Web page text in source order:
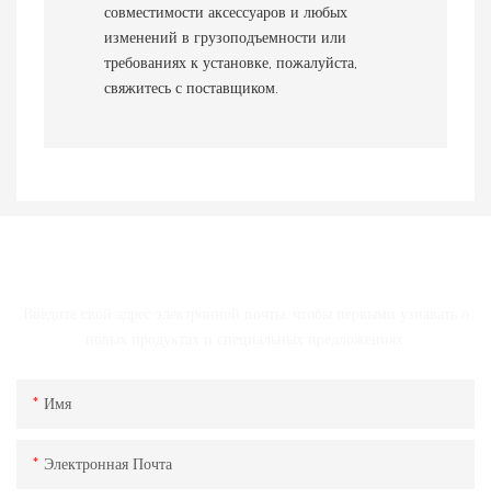
совместимости аксессуаров и любых
изменений в грузоподъемности или
требованиях к установке, пожалуйста,
свяжитесь с поставщиком.
Имя
Электронная Почта